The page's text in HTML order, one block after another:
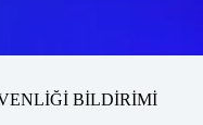
BİLDİRİMİ